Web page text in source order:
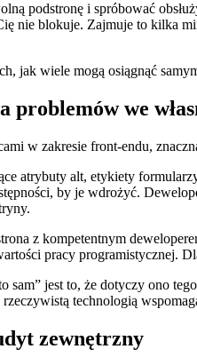
podstronę i spróbować
nie blokuje. Zajmuje to kilka
jak wiele mogą osiągnąć
problemów we
w zakresie front-endu,
atrybuty alt, etykiety
by je wdrożyć.
z kompetentnym
pracy programistycznej.
sam” jest to, że dotyczy ono
technologią
zewnętrzny